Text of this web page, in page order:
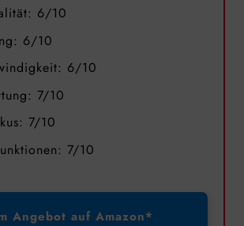
6/10
6/10
6/10
7/10
7/10
7/10
Angebot auf Amazon*